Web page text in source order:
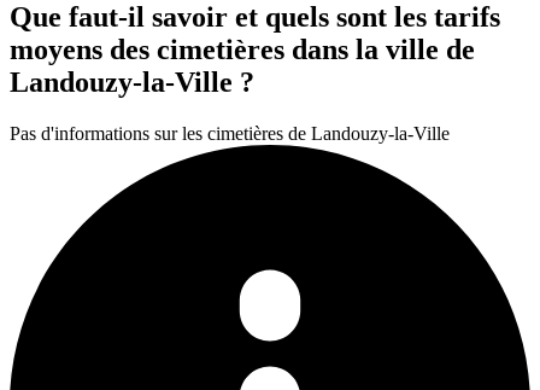
Que faut-il savoir et quels sont les tarifs
moyens des cimetières dans la ville de
Landouzy-la-Ville ?
Pas d'informations sur les cimetières de Landouzy-la-Ville